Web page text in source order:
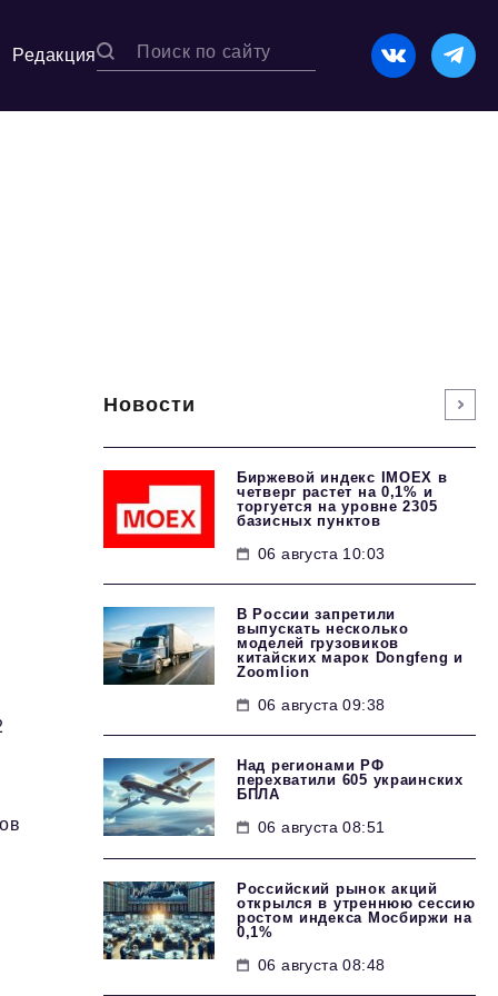
Редакция
Новости
Биржевой индекс IMOEX в
четверг растет на 0,1% и
торгуется на уровне 2305
базисных пунктов
06 августа 10:03
В России запретили
выпускать несколько
моделей грузовиков
китайских марок Dongfeng и
Zoomlion
06 августа 09:38
Над регионами РФ
перехватили 605 украинских
БПЛА
06 августа 08:51
Российский рынок акций
открылся в утреннюю сессию
ростом индекса Мосбиржи на
0,1%
06 августа 08:48